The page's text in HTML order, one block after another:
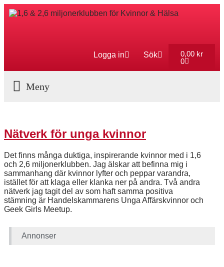
Logga in Sök 0,00 kr
0
Nätverk för unga kvinnor
Det finns många duktiga, inspirerande kvinnor med i 1,6
och 2,6 miljonerklubben. Jag älskar att befinna mig i
sammanhang där kvinnor lyfter och peppar varandra,
istället för att klaga eller klanka ner på andra. Två andra
nätverk jag tagit del av som haft samma positiva
stämning är Handelskammarens Unga Affärskvinnor och
Geek Girls Meetup.
Annonser